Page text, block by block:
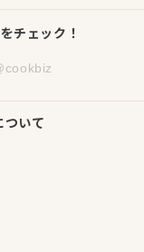
チェック！
ついて